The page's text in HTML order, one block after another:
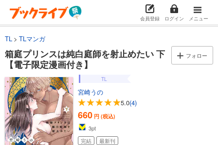
会員登録 ログイン メニュー
TL TLマンガ
箱庭プリンスは純白庭師を射止めたい 下
【電子限定漫画付き】
フォロー
TL
宮崎うの
5.0(4)
660 円 (税込)
3pt
完結
最新刊